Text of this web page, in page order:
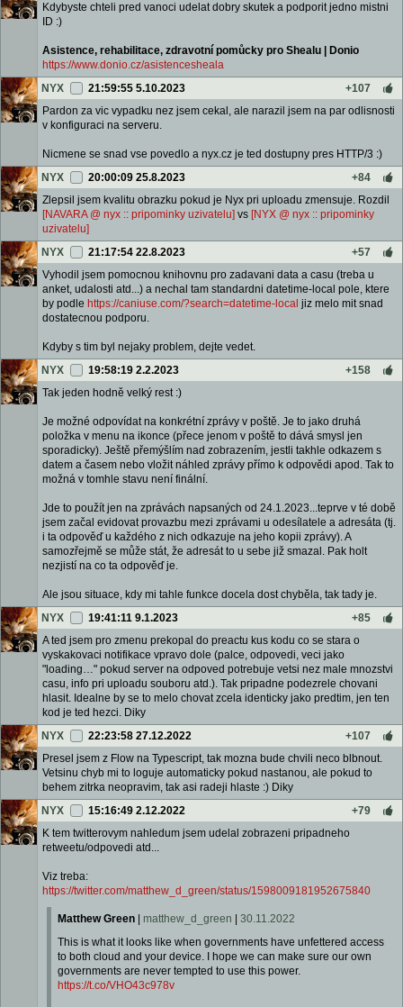
Kdybyste chteli pred vanoci udelat dobry skutek a podporit jedno mistni
ID :)
Asistence, rehabilitace, zdravotní pomůcky pro Shealu | Donio
https://www.donio.cz/asistencesheala
NYX
21:59:55 5.10.2023
+107
Pardon za vic vypadku nez jsem cekal, ale narazil jsem na par odlisnosti
v konfiguraci na serveru.
Nicmene se snad vse povedlo a nyx.cz je ted dostupny pres HTTP/3 :)
NYX
20:00:09 25.8.2023
+84
Zlepsil jsem kvalitu obrazku pokud je Nyx pri uploadu zmensuje. Rozdil
[NAVARA @ nyx :: pripominky uzivatelu] vs [NYX @ nyx :: pripominky
uzivatelu]
NYX
21:17:54 22.8.2023
+57
Vyhodil jsem pomocnou knihovnu pro zadavani data a casu (treba u
anket, udalosti atd...) a nechal tam standardni datetime-local pole, ktere
by podle https://caniuse.com/?search=datetime-local jiz melo mit snad
dostatecnou podporu.
Kdyby s tim byl nejaky problem, dejte vedet.
NYX
19:58:19 2.2.2023
+158
Tak jeden hodně velký rest :)
Je možné odpovídat na konkrétní zprávy v poště. Je to jako druhá
položka v menu na ikonce (přece jenom v poště to dává smysl jen
sporadicky). Ještě přemýšlím nad zobrazením, jestli takhle odkazem s
datem a časem nebo vložit náhled zprávy přímo k odpovědi apod. Tak to
možná v tomhle stavu není finální.
Jde to použít jen na zprávách napsaných od 24.1.2023...teprve v té době
jsem začal evidovat provazbu mezi zprávami u odesílatele a adresáta (tj.
i ta odpověď u každého z nich odkazuje na jeho kopii zprávy). A
samozřejmě se může stát, že adresát to u sebe již smazal. Pak holt
nezjistí na co ta odpověď je.
Ale jsou situace, kdy mi tahle funkce docela dost chyběla, tak tady je.
NYX
19:41:11 9.1.2023
+85
A ted jsem pro zmenu prekopal do preactu kus kodu co se stara o
vyskakovaci notifikace vpravo dole (palce, odpovedi, veci jako
"loading…" pokud server na odpoved potrebuje vetsi nez male mnozstvi
casu, info pri uploadu souboru atd.). Tak pripadne podezrele chovani
hlasit. Idealne by se to melo chovat zcela identicky jako predtim, jen ten
kod je ted hezci. Diky
NYX
22:23:58 27.12.2022
+107
Presel jsem z Flow na Typescript, tak mozna bude chvili neco blbnout.
Vetsinu chyb mi to loguje automaticky pokud nastanou, ale pokud to
behem zitrka neopravim, tak asi radeji hlaste :) Diky
NYX
15:16:49 2.12.2022
+79
K tem twitterovym nahledum jsem udelal zobrazeni pripadneho
retweetu/odpovedi atd...
Viz treba:
https://twitter.com/matthew_d_green/status/1598009181952675840
Matthew Green matthew_d_green
30.11.2022
This is what it looks like when governments have unfettered access
to both cloud and your device. I hope we can make sure our own
governments are never tempted to use this power.
https://t.co/VHO43c978v